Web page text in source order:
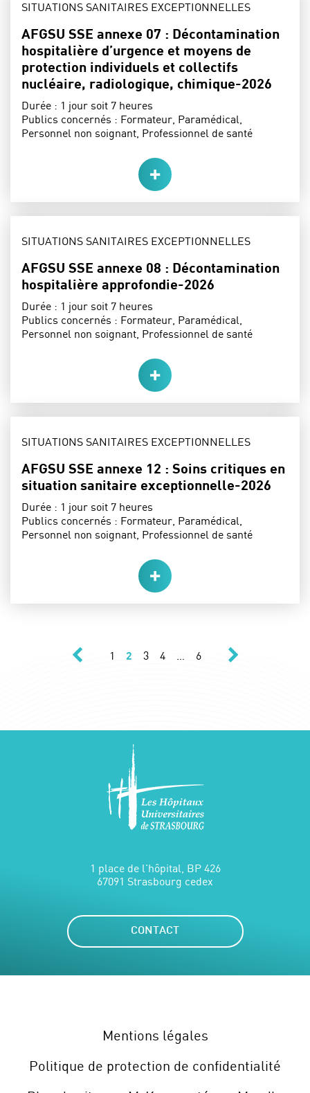
THÈME :
SITUATIONS SANITAIRES EXCEPTIONNELLES
AFGSU SSE annexe 07 : Décontamination
hospitalière d’urgence et moyens de
protection individuels et collectifs
nucléaire, radiologique, chimique-2026
Durée : 1 jour soit 7 heures
Publics concernés : Formateur, Paramédical,
Personnel non soignant, Professionnel de santé
THÈME :
SITUATIONS SANITAIRES EXCEPTIONNELLES
AFGSU SSE annexe 08 : Décontamination
hospitalière approfondie-2026
Durée : 1 jour soit 7 heures
Publics concernés : Formateur, Paramédical,
Personnel non soignant, Professionnel de santé
THÈME :
SITUATIONS SANITAIRES EXCEPTIONNELLES
AFGSU SSE annexe 12 : Soins critiques en
situation sanitaire exceptionnelle-2026
Durée : 1 jour soit 7 heures
Publics concernés : Formateur, Paramédical,
Personnel non soignant, Professionnel de santé
Navigation des
précédent
Page
1 Page
2 Page
3 Page
4 Page
6
1 place de l'hôpital, BP 426
67091 Strasbourg cedex
CONTACT
Mentions légales
Politique de protection de confidentialité